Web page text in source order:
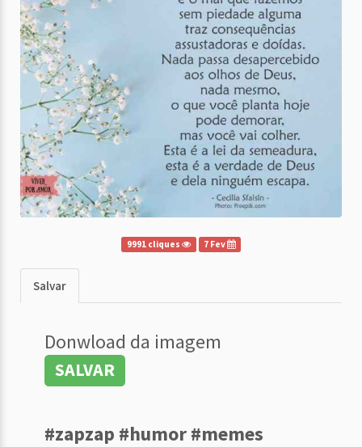
9991 cliques 7 Fev
Salvar
Donwload da imagem
SALVAR
#zapzap #humor #memes